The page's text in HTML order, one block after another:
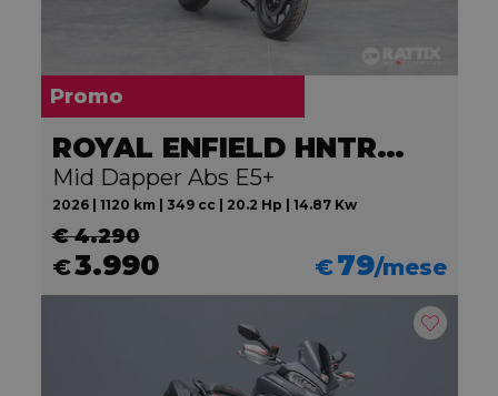
Promo
ROYAL ENFIELD HNTR 350
Mid Dapper Abs E5+
2026 | 1120 km | 349 cc | 20.2 Hp | 14.87 Kw
€ 4.290
€3.990 €79/mese